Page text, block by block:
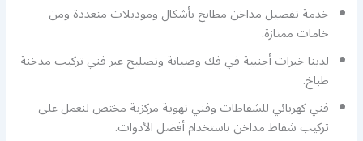
خدمة تفصيل مداخن مطابخ بأشكال وموديلات متعددة ومن
خامات ممتازة.
لدينا خبرات أجنبية في فك وصيانة وتصليح عبر فني تركيب مدخنة
طباخ.
فني كهربائي للشفاطات وفني تهوية مركزية مختص لنعمل على
تركيب شفاط مداخن باستخدام أفضل الأدوات.